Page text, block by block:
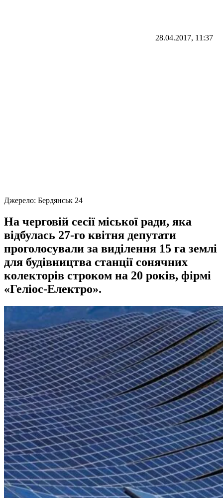
28.04.2017, 11:37
Джерело: Бердянськ 24
На черговій сесії міської ради, яка
відбулась 27-го квітня депутати
проголосували за виділення 15 га землі
для будівництва станції сонячних
колекторів строком на 20 років, фірмі
«Геліос-Електро».